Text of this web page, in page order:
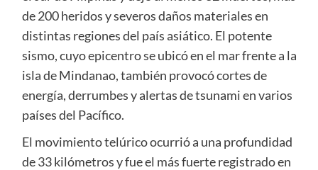
de 200 heridos y severos daños materiales en
distintas regiones del país asiático. El potente
sismo, cuyo epicentro se ubicó en el mar frente a la
isla de Mindanao, también provocó cortes de
energía, derrumbes y alertas de tsunami en varios
países del Pacífico.
El movimiento telúrico ocurrió a una profundidad
de 33 kilómetros y fue el más fuerte registrado en